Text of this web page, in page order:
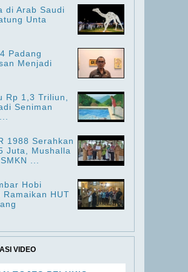
di Arab Saudi
Unta
Padang
Menjadi
Rp 1,3 Triliun,
Seniman
1988 Serahkan
Juta, Mushalla
...
Hobi
HUT
VIDEO